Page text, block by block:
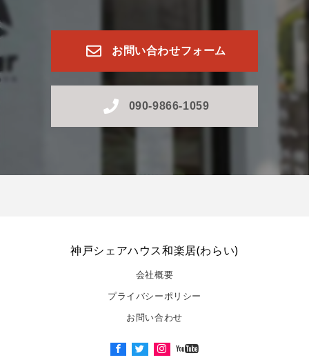
お問い合わせフォーム
090-9866-1059
神戸シェアハウス和楽居(わらい)
会社概要
プライバシーポリシー
お問い合わせ